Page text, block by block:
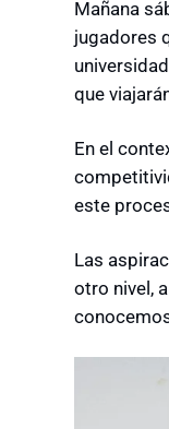
Mañana
jugadores
que
En el
este
Las
otro nivel,